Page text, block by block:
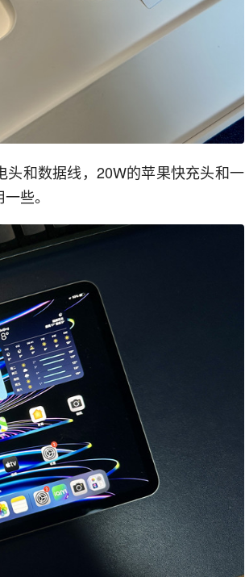
和数据线，20W的苹果快充头和一
些。